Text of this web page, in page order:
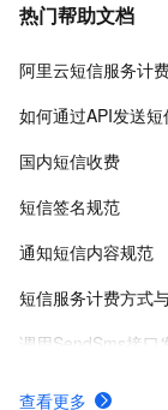
热门帮助文档
阿里云短信服务计
如何通过API发送短
国内短信收费
短信签名规范
通知短信内容规范
短信服务计费方式
调用SendSms接口
申请短信签名
查看更多